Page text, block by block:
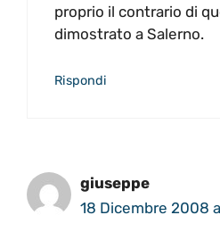
proprio il contrario di
dimostrato a Salerno.
Rispondi
giuseppe
18 Dicembre 2008